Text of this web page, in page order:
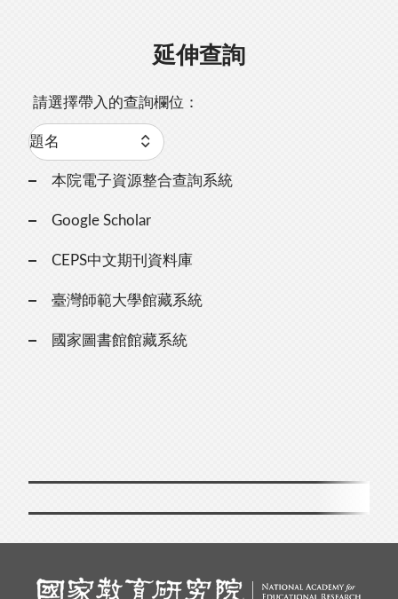
延伸查詢
請選擇帶入的查詢欄位：
本院電子資源整合查詢系統
Google Scholar
CEPS中文期刊資料庫
臺灣師範大學館藏系統
國家圖書館館藏系統